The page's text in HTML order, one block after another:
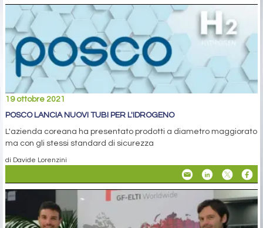
19 ottobre 2021
POSCO LANCIA NUOVI TUBI PER L'IDROGENO
L'azienda coreana ha presentato prodotti a diametro maggiorato
ma con gli stessi standard di sicurezza
di Davide Lorenzini